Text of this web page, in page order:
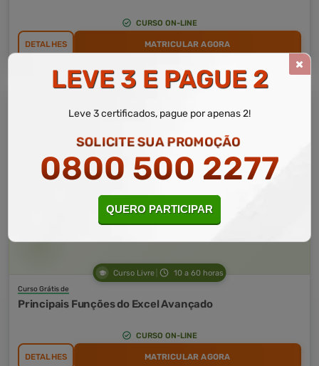
CURSO ON-LINE
DETALHES MATRICULAR AGORA
Curso Livre 10 a 60 horas
Curso Grátis de
Principais Funções do Excel Avançado
CURSO ON-LINE
DETALHES MATRICULAR AGORA
LEVE 3 E PAGUE 2
Leve 3 certificados, pague por apenas 2!
SOLICITE SUA PROMOÇÃO
0800 500 2277
QUERO PARTICIPAR